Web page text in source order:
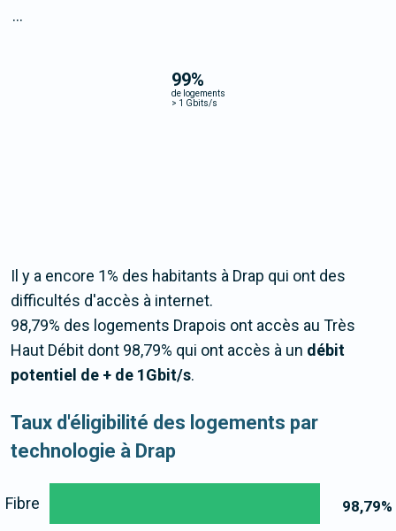
99%
de logements
> 1 Gbits/s
...
Il y a encore 1% des habitants à Drap qui ont des
difficultés d'accès à internet.
98,79% des logements Drapois ont accès au Très
Haut Débit dont 98,79% qui ont accès à un débit
potentiel de + de 1Gbit/s.
Taux d'éligibilité des logements par
technologie à Drap
98,79%
Fibre